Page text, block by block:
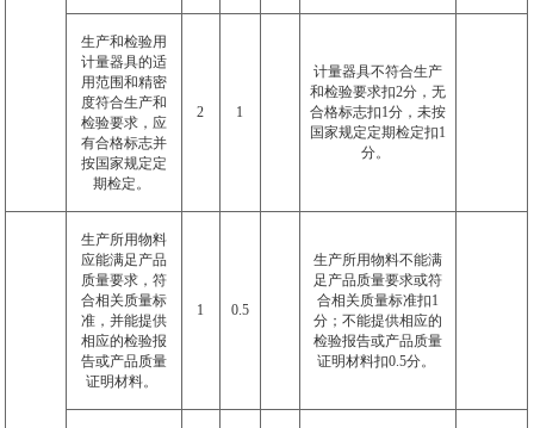
生产和检验用
计量器具的适
用范围和精密
度符合生产和
检验要求，应
有合格标志并
按国家规定定
期检定。
2 1
计量器具不符合生产
和检验要求扣2分，无
合格标志扣1分，未按
国家规定定期检定扣1
分。
生产所用物料
应能满足产品
质量要求，符
合相关质量标
准，并能提供
相应的检验报
告或产品质量
证明材料。
1 0.5
生产所用物料不能满
足产品质量要求或符
合相关质量标准扣1
分；不能提供相应的
检验报告或产品质量
证明材料扣0.5分。